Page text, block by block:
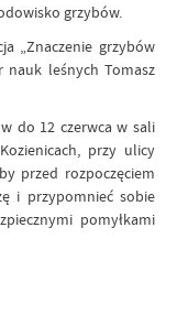
grzybów.
„Znaczenie grzybów
nauk leśnych Tomasz
do 12 czerwca w sali
przy ulicy
przed rozpoczęciem
i przypomnieć sobie
pomyłkami